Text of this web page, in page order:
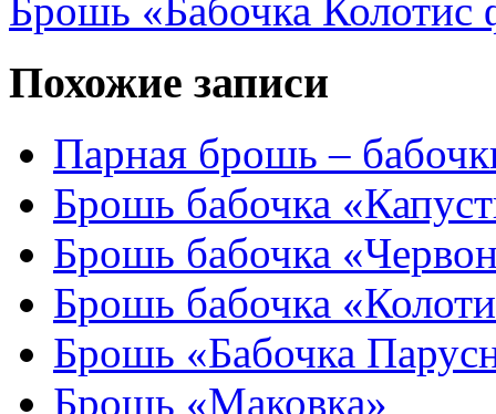
Брошь «Бабочка Колотис
Похожие записи
Парная брошь –
Брошь бабочка
Брошь бабочка
Брошь бабочка
Брошь «Бабочка
Брошь «Маковка»